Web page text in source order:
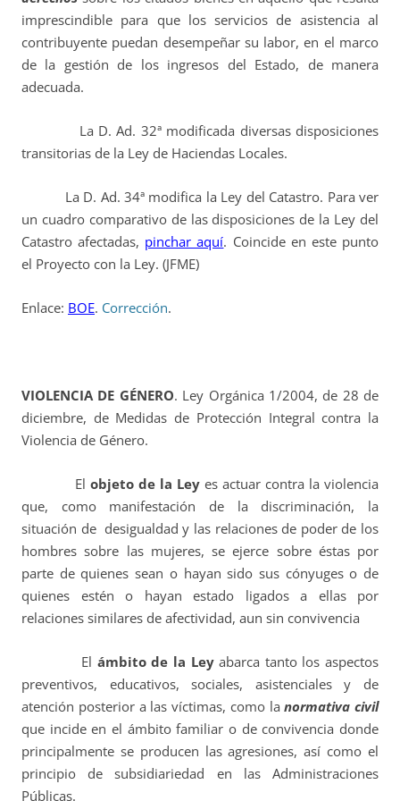
imprescindible para que los servicios de asistencia al
contribuyente puedan desempeñar su labor, en el marco
de la gestión de los ingresos del Estado, de manera
adecuada.
La D. Ad. 32ª modificada diversas disposiciones
transitorias de la Ley de Haciendas Locales.
La D. Ad. 34ª modifica la Ley del Catastro. Para ver
un cuadro comparativo de las disposiciones de la Ley del
Catastro afectadas, pinchar aquí. Coincide en este punto
el Proyecto con la Ley. (JFME)
Enlace: BOE. Corrección.
VIOLENCIA DE GÉNERO. Ley Orgánica 1/2004, de 28 de
diciembre, de Medidas de Protección Integral contra la
Violencia de Género.
El objeto de la Ley es actuar contra la violencia
que, como manifestación de la discriminación, la
situación de desigualdad y las relaciones de poder de los
hombres sobre las mujeres, se ejerce sobre éstas por
parte de quienes sean o hayan sido sus cónyuges o de
quienes estén o hayan estado ligados a ellas por
relaciones similares de afectividad, aun sin convivencia
El ámbito de la Leyabarca tanto los aspectos
preventivos, educativos, sociales, asistenciales y de
atención posterior a las víctimas, como lanormativa civil
que incide en el ámbito familiar o de convivencia donde
principalmente se producen las agresiones, así como el
principio de subsidiariedad en las Administraciones
Públicas.